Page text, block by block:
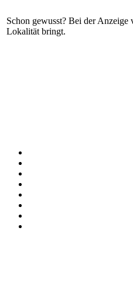
Schon gewusst? Bei der
Lokalität bringt.